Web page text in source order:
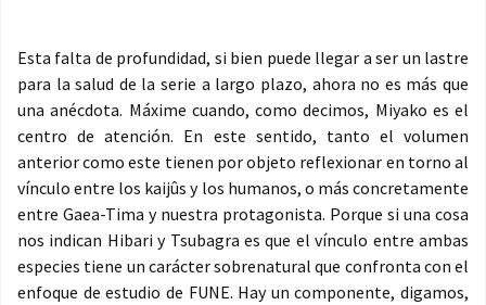
Esta falta de profundidad, si bien puede llegar a ser un lastre
para la salud de la serie a largo plazo, ahora no es más que
una anécdota. Máxime cuando, como decimos, Miyako es el
centro de atención. En este sentido, tanto el volumen
anterior como este tienen por objeto reflexionar en torno al
vínculo entre los kaijûs y los humanos, o más concretamente
entre Gaea-Tima y nuestra protagonista. Porque si una cosa
nos indican Hibari y Tsubagra es que el vínculo entre ambas
especies tiene un carácter sobrenatural que confronta con el
enfoque de estudio de FUNE. Hay un componente, digamos,